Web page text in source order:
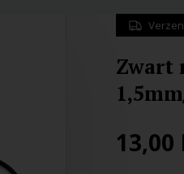
Zwart
13,00